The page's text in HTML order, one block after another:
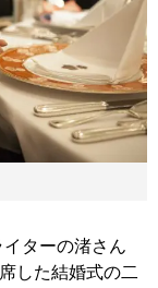
ターの渚さん
した結婚式の二